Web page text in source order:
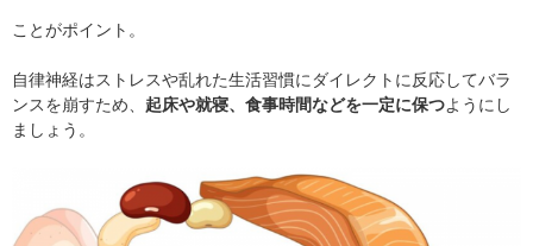
ことがポイント。
自律神経はストレスや乱れた生活習慣にダイレクトに反応してバラ
ンスを崩すため、 起床や就寝、食事時間などを一定に保つようにし
ましょう。